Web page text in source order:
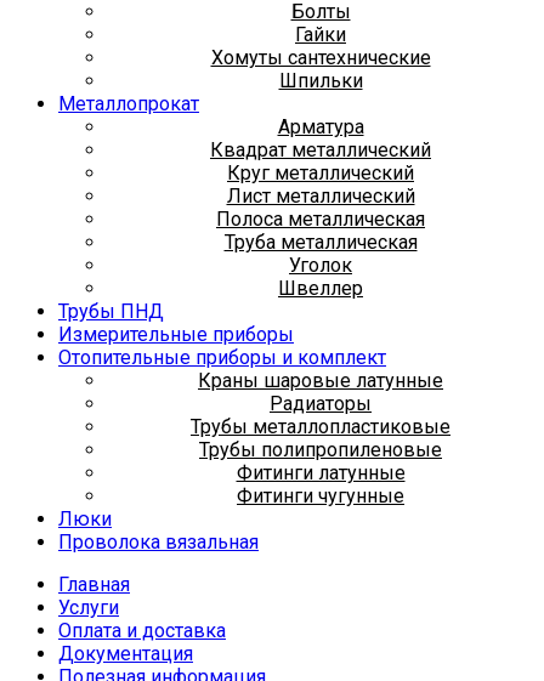
Болты
Гайки
Хомуты сантехнические
Шпильки
Металлопрокат
Арматура
Квадрат металлический
Круг металлический
Лист металлический
Полоса металлическая
Труба металлическая
Уголок
Швеллер
Трубы ПНД
Измерительные приборы
Отопительные приборы и комплект
Краны шаровые латунные
Радиаторы
Трубы металлопластиковые
Трубы полипропиленовые
Фитинги латунные
Фитинги чугунные
Люки
Проволока вязальная
Главная
Услуги
Оплата и доставка
Документация
Полезная информация